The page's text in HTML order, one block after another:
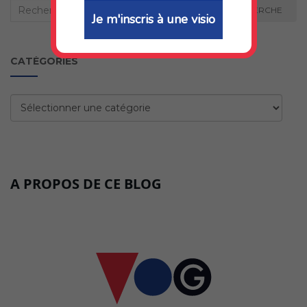
Recherche
RECHERCHE
CATÉGORIES
Catégories
A PROPOS DE CE BLOG
Je m'inscris à une visio